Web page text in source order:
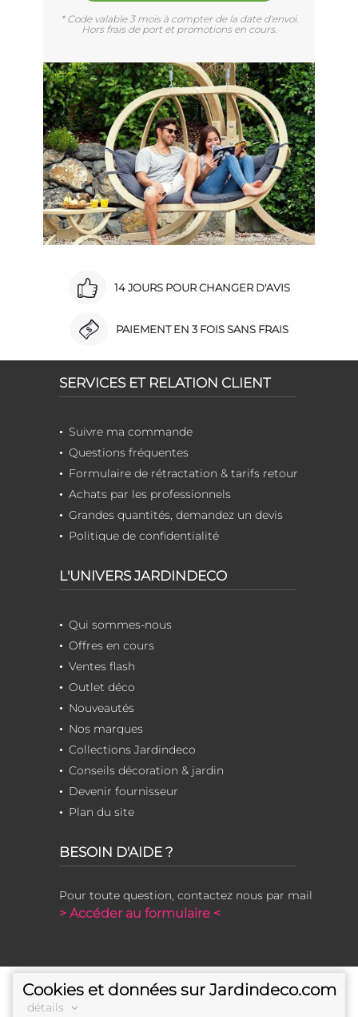
* Code valable 3 mois à compter de la date d'envoi.
Hors frais de port et promotions en cours.
14 JOURS POUR CHANGER D'AVIS
PAIEMENT EN 3 FOIS SANS FRAIS
SERVICES ET RELATION CLIENT
Suivre ma commande
Questions fréquentes
Formulaire de rétractation & tarifs retour
Achats par les professionnels
Grandes quantités, demandez un devis
Politique de confidentialité
L'UNIVERS JARDINDECO
Qui sommes-nous
Offres en cours
Ventes flash
Outlet déco
Nouveautés
Nos marques
Collections Jardindeco
Conseils décoration & jardin
Devenir fournisseur
Plan du site
BESOIN D'AIDE ?
Pour toute question, contactez nous par mail
> Accéder au formulaire <
Cookies et données sur Jardindeco.com
détails